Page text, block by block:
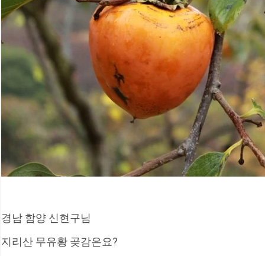
경남 함양 신현구님
지리산 무유황 곶감은요?